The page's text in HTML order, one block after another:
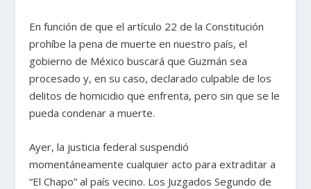
En función de que el artículo 22 de la Constitución
prohíbe la pena de muerte en nuestro país, el
gobierno de México buscará que Guzmán sea
procesado y, en su caso, declarado culpable de los
delitos de homicidio que enfrenta, pero sin que se le
pueda condenar a muerte.
Ayer, la justicia federal suspendió
momentáneamente cualquier acto para extraditar a
“El Chapo” al país vecino. Los Juzgados Segundo de